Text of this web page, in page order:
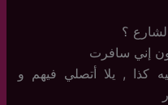
؟
إني سافرت
كذا , يلا أتصلي فيهم و